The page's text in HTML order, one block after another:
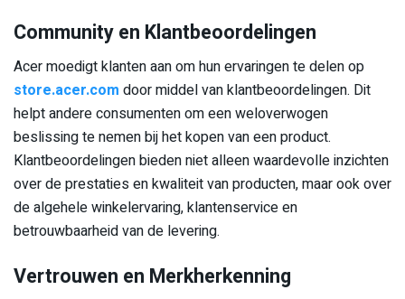
Community en Klantbeoordelingen
Acer moedigt klanten aan om hun ervaringen te delen op
store.acer.com door middel van klantbeoordelingen. Dit
helpt andere consumenten om een weloverwogen
beslissing te nemen bij het kopen van een product.
Klantbeoordelingen bieden niet alleen waardevolle inzichten
over de prestaties en kwaliteit van producten, maar ook over
de algehele winkelervaring, klantenservice en
betrouwbaarheid van de levering.
Vertrouwen en Merkherkenning